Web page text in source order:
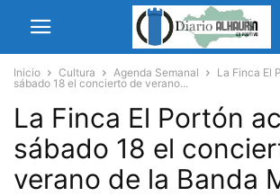
Inicio Cultura Agenda Semanal
La Finca El
sábado 18 el concierto de verano...
La Finca El Portón
sábado 18 el
verano de la Banda